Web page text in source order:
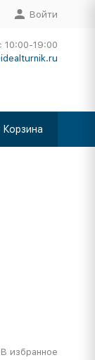
Войти
10:00-19:00
Корзина
В избранное